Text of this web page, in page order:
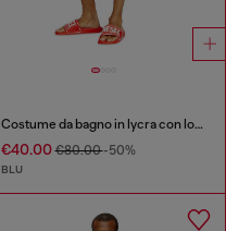
Costume da bagno in lycra con logo sulla schiena
€40.00€80.00-50%
BLU